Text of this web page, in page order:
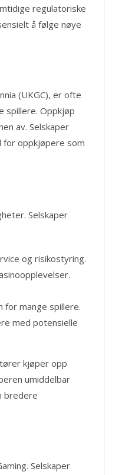
regulatoriske
å følge nøye
(UKGC), er ofte
spillere. Oppkjøp
av. Selskaper
for oppkjøpere som
Selskaper
og risikostyring.
for mange spillere.
med potensielle
kjøper opp
umiddelbar
bredere
Selskaper